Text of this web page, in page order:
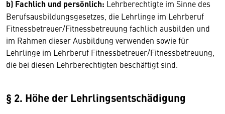
b) Fachlich und persönlich: Lehrberechtigte im Sinne des
Berufsausbildungsgesetzes, die Lehrlinge im Lehrberuf
Fitnessbetreuer/Fitnessbetreuung fachlich ausbilden und
im Rahmen dieser Ausbildung verwenden sowie für
Lehrlinge im Lehrberuf Fitnessbetreuer/Fitnessbetreuung,
die bei diesen Lehrberechtigten beschäftigt sind.
§ 2. Höhe der Lehrlingsentschädigung